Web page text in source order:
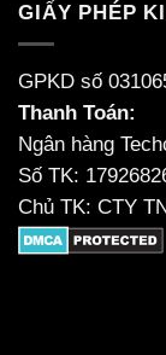
GIẤY PHÉP
GPKD số
Thanh Toán:
Ngân hàng
Số TK:
Chủ TK: CTY